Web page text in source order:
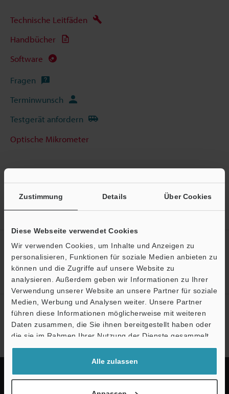
Zustimmung Details Über Cookies
Diese Webseite verwendet Cookies
Wir verwenden Cookies, um Inhalte und Anzeigen zu
personalisieren, Funktionen für soziale Medien anbieten zu
können und die Zugriffe auf unsere Website zu
analysieren. Außerdem geben wir Informationen zu Ihrer
Verwendung unserer Website an unsere Partner für soziale
Medien, Werbung und Analysen weiter. Unsere Partner
führen diese Informationen möglicherweise mit weiteren
Daten zusammen, die Sie ihnen bereitgestellt haben oder
die sie im Rahmen Ihrer Nutzung der Dienste gesammelt
haben.
Alle zulassen
Technische Leitfäden
Handbücher
Software
Fragen
Terminwunsch
Testgerät anfordern
Optische Mikrometer
Startseite Produkte
Optische Messtechnik / Messtaster
Erstellen Sie Ihren KEYENCE
Account
Jetzt registrieren!
Newsletter-Anmeldung
Jetzt anmelden